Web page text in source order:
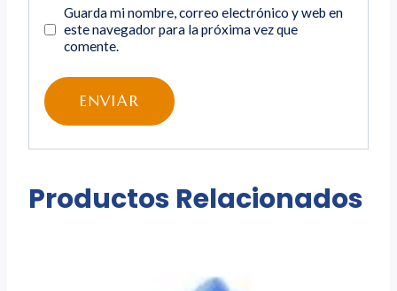
Guarda mi nombre, correo electrónico y web en
este navegador para la próxima vez que
comente.
Productos Relacionados